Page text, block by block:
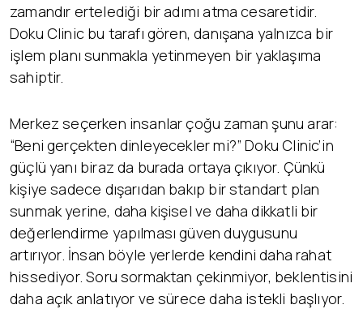
zamandır ertelediği bir adımı atma cesaretidir.
Doku Clinic bu tarafı gören, danışana yalnızca bir
işlem planı sunmakla yetinmeyen bir yaklaşıma
sahiptir.
Merkez seçerken insanlar çoğu zaman şunu arar:
“Beni gerçekten dinleyecekler mi?” Doku Clinic’in
güçlü yanı biraz da burada ortaya çıkıyor. Çünkü
kişiye sadece dışarıdan bakıp bir standart plan
sunmak yerine, daha kişisel ve daha dikkatli bir
değerlendirme yapılması güven duygusunu
artırıyor. İnsan böyle yerlerde kendini daha rahat
hissediyor. Soru sormaktan çekinmiyor, beklentisini
daha açık anlatıyor ve sürece daha istekli başlıyor.